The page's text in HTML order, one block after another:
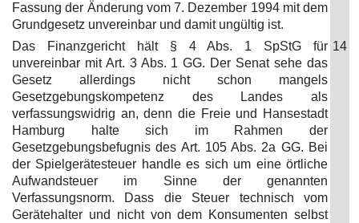
Fassung der Änderung vom 7. Dezember 1994 mit dem
Grundgesetz unvereinbar und damit ungültig ist.
Das Finanzgericht hält § 4 Abs. 1 SpStG für
unvereinbar mit Art. 3 Abs. 1 GG. Der Senat sehe das
Gesetz allerdings nicht schon mangels
Gesetzgebungskompetenz des Landes als
verfassungswidrig an, denn die Freie und Hansestadt
Hamburg halte sich im Rahmen der
Gesetzgebungsbefugnis des Art. 105 Abs. 2a GG. Bei
der Spielgerätesteuer handle es sich um eine örtliche
Aufwandsteuer im Sinne der genannten
Verfassungsnorm. Dass die Steuer technisch vom
Gerätehalter und nicht von dem Konsumenten selbst
14